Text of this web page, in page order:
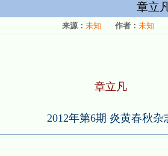
章立
来源： 未知 作者： 未知
章立凡
2012年第6期 炎黄春秋杂